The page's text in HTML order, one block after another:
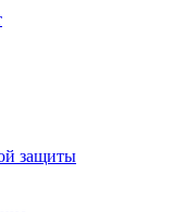
защиты